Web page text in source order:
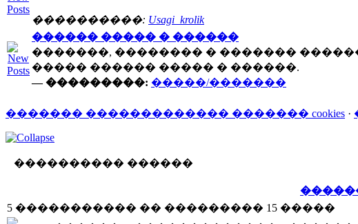
����������: Usagi_krolik
������ ����� � ������
�������, �������� � �������
����� ������ ����� � ������.
— ���������: �����/�������
������� ������������� ������� cookies ·
���������� ������
5 ����������� �� ��������� 15 �����